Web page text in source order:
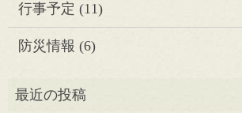
行事予定 (11)
防災情報 (6)